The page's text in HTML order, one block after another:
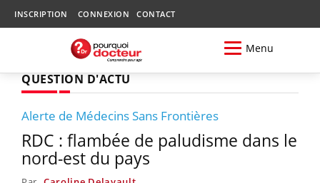
INSCRIPTION CONNEXION CONTACT
Menu
QUESTION D'ACTU
Alerte de Médecins Sans Frontières
RDC : flambée de paludisme dans le
nord-est du pays